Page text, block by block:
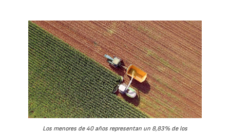
Los menores de 40 años representan un 8,83% de los